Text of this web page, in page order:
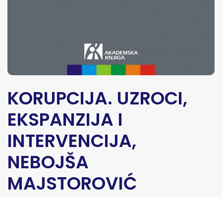
KORUPCIJA. UZROCI,
EKSPANZIJA I
INTERVENCIJA,
NEBOJŠA
MAJSTOROVIĆ